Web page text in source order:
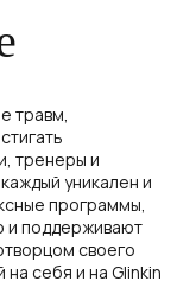
травм,
тренеры и
уникален и
программы,
и поддерживают
своего
себя и на Glinkin